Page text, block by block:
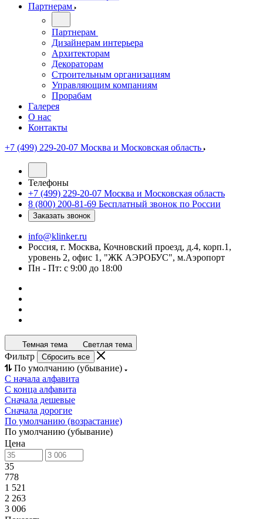
Партнерам
Партнерам
Дизайнерам интерьера
Архитекторам
Декораторам
Строительным организациям
Управляющим компаниям
Прорабам
Галерея
О нас
Контакты
+7 (499) 229-20-07 Москва и Московская область
Телефоны
+7 (499) 229-20-07 Москва и Московская область
8 (800) 200-81-69 Бесплатный звонок по России
Заказать звонок
info@klinker.ru
Россия, г. Москва, Кочновский проезд, д.4, корп.1,
уровень 2, офис 1, "ЖК АЭРОБУС", м.Аэропорт
Пн - Пт: с 9:00 до 18:00
Темная тема Светлая тема
Фильтр Сбросить все
По умолчанию (убывание)
С начала алфавита
С конца алфавита
Сначала дешевые
Сначала дорогие
По умолчанию (возрастание)
По умолчанию (убывание)
Цена
35
778
1 521
2 263
3 006